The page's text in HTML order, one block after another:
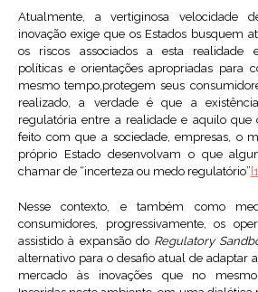
Atualmente, a vertiginosa velocidade
inovação exige que os Estados busquem
os riscos associados a esta realidade
políticas e orientações apropriadas para
mesmo tempo,protegem seus
realizado, a verdade é que a
regulatória entre a realidade e aquilo que
feito com que a sociedade, empresas, o
próprio Estado desenvolvam o que
chamar de “incerteza ou medo regulatório”
Nesse contexto, e também como
consumidores, progressivamente, os
assistido à expansão do Regulatory
alternativo para o desafio atual de adaptar
mercado às inovações que no